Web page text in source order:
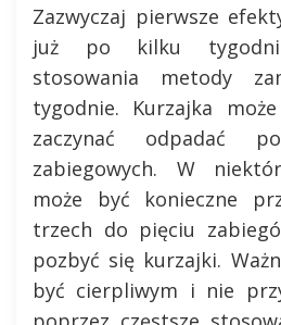
Zazwyczaj pierwsze
już po kilku
stosowania metody
tygodnie. Kurzajka
zaczynać odpadać
zabiegowych. W
może być konieczne
trzech do pięciu
pozbyć się kurzajki.
być cierpliwym i nie